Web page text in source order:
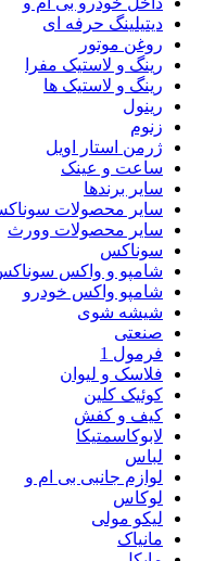
دیتیلینگ حرفه ای
روغن موتور
رینگ و لاستیک مفرا
رینگ و لاستیک ها
رینول
زنوم
ژرمن استار اویل
ساعت و عینک
سایر برندها
سایر محصولات
سایر محصولات وورث
سوناکس
شامپو و واکس
شامپو واکس خودرو
شیشه شوی
صنعتی
فرمول 1
فلاسک و لیوان
کوئیک کلین
کیف و کفش
لابوکاسمتیکا
لباس
لوازم جانبی بی ام و
لوکاس
لیکو مولی
مانیاک